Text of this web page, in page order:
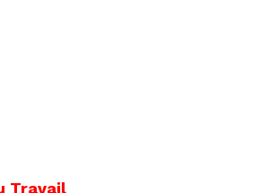
Travail